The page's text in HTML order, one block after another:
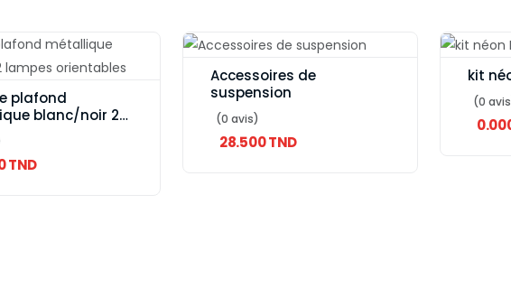
plafond
blanc/noir 2
orientables
TND
Accessoires de
suspension
(0 avis)
28.500 TND
kit
(0